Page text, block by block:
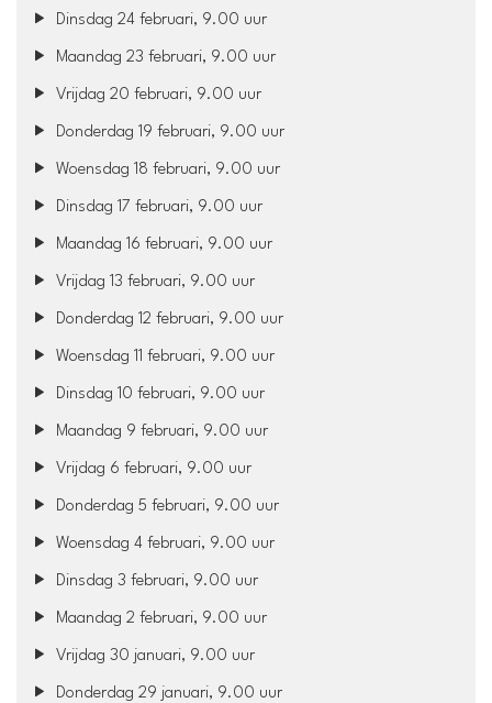
Dinsdag 24 februari, 9.00 uur
Maandag 23 februari, 9.00 uur
Vrijdag 20 februari, 9.00 uur
Donderdag 19 februari, 9.00 uur
Woensdag 18 februari, 9.00 uur
Dinsdag 17 februari, 9.00 uur
Maandag 16 februari, 9.00 uur
Vrijdag 13 februari, 9.00 uur
Donderdag 12 februari, 9.00 uur
Woensdag 11 februari, 9.00 uur
Dinsdag 10 februari, 9.00 uur
Maandag 9 februari, 9.00 uur
Vrijdag 6 februari, 9.00 uur
Donderdag 5 februari, 9.00 uur
Woensdag 4 februari, 9.00 uur
Dinsdag 3 februari, 9.00 uur
Maandag 2 februari, 9.00 uur
Vrijdag 30 januari, 9.00 uur
Donderdag 29 januari, 9.00 uur